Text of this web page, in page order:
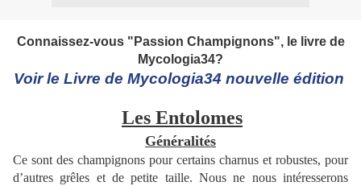
Connaissez-vous "Passion Champignons", le livre de
Mycologia34?
Voir le Livre de Mycologia34 nouvelle édition
Les Entolomes
Généralités
Ce sont des champignons pour certains charnus et robustes, pour
d’autres grêles et de petite taille. Nous ne nous intéresserons